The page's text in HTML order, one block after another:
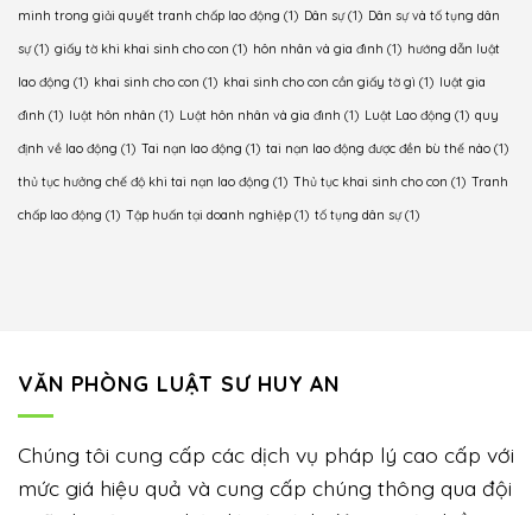
xử
thế
nào?
cần
những
gì?
minh trong giải quyết tranh chấp lao động (1) Dân sự(1) Dân sự và tố tụng dân
sự(1) giấy tờ khi khai sinh cho con (1) hôn nhân và gia đình (1) hướng dẫn luật
lao động (1) khai sinh cho con (1) khai sinh cho con cần giấy tờ gì (1) luật gia
đình (1) luật hôn nhân (1) Luật hôn nhân và gia đình (1) Luật Lao động (1) quy
định về lao động (1) Tai nạn lao động (1) tai nạn lao động được đền bù thế nào (1)
thủ tục hưởng chế độ khi tai nạn lao động (1) Thủ tục khai sinh cho con (1) Tranh
chấp lao động (1) Tập huấn tại doanh nghiệp (1) tố tụng dân sự(1)
VĂN PHÒNG LUẬT SƯ HUY AN
Chúng tôi cung cấp các dịch vụ pháp lý cao cấp với
mức giá hiệu quả và cung cấp chúng thông qua đội